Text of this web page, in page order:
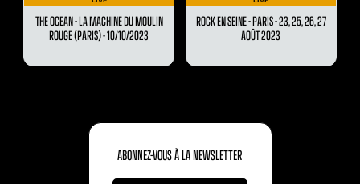
THE OCEAN - LA MACHINE DU MOULIN
ROUGE (PARIS) - 10/10/2023
ROCK EN SEINE - PARIS - 23, 25, 26, 27
AOÛT 2023
ABONNEZ-VOUS À LA NEWSLETTER